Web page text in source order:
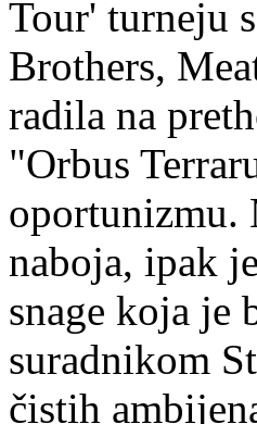
Tour' turneju
Brothers,
radila na
"Orbus
oportunizmu.
naboja, ipak
snage koja je
suradnikom
čistih